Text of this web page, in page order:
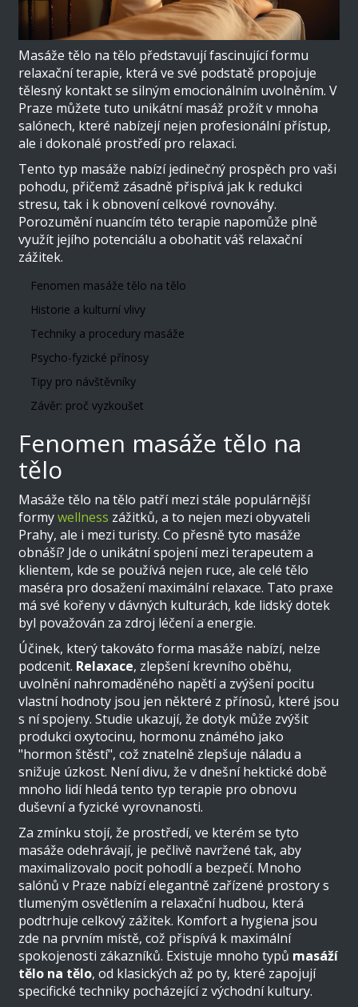
Masáže tělo na tělo představují fascinující formu
relaxační terapie, která ve své podstatě propojuje
tělesný kontakt se silným emocionálním uvolněním. V
Praze můžete tuto unikátní masáž prožít v mnoha
salónech, které nabízejí nejen profesionální přístup,
ale i dokonalé prostředí pro relaxaci.
Tento typ masáže nabízí jedinečný prospěch pro vaši
pohodu, přičemž zásadně přispívá jak k redukci
stresu, tak i k obnovení celkové rovnováhy.
Porozumění nuancím této terapie napomůže plně
využít jejího potenciálu a obohatit váš relaxační
zážitek.
Fenomen masáže tělo na tělo
Historie a kulturní vlivy
Techniky a procedury masáže
Psycho-fyzické přínosy
Tipy pro návštěvníky
Závěr: proč vyzkoušet
Fenomen masáže tělo na
tělo
Masáže tělo na tělo patří mezi stále populárnější
formywellness zážitků, a to nejen mezi obyvateli
Prahy, ale i mezi turisty. Co přesně tyto masáže
obnáší? Jde o unikátní spojení mezi terapeutem a
klientem, kde se používá nejen ruce, ale celé tělo
maséra pro dosažení maximální relaxace. Tato praxe
má své kořeny v dávných kulturách, kde lidský dotek
byl považován za zdroj léčení a energie.
Účinek, který takováto forma masáže nabízí, nelze
podcenit. Relaxace, zlepšení krevního oběhu,
uvolnění nahromaděného napětí a zvýšení pocitu
vlastní hodnoty jsou jen některé z přínosů, které jsou
s ní spojeny. Studie ukazují, že dotyk může zvýšit
produkci oxytocinu, hormonu známého jako
"hormon štěstí", což znatelně zlepšuje náladu a
snižuje úzkost. Není divu, že v dnešní hektické době
mnoho lidí hledá tento typ terapie pro obnovu
duševní a fyzické vyrovnanosti.
Za zmínku stojí, že prostředí, ve kterém se tyto
masáže odehrávají, je pečlivě navržené tak, aby
maximalizovalo pocit pohodlí a bezpečí. Mnoho
salónů v Praze nabízí elegantně zařízené prostory s
tlumeným osvětlením a relaxační hudbou, která
podtrhuje celkový zážitek. Komfort a hygiena jsou
zde na prvním místě, což přispívá k maximální
spokojenosti zákazníků. Existuje mnoho typů masáží
tělo na tělo, od klasických až po ty, které zapojují
specifické techniky pocházející z východní kultury.